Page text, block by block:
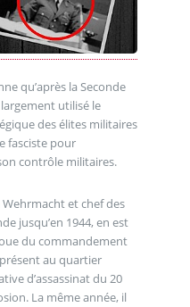
qu’après la Seconde
utilisé le
des élites militaires
fasciste pour
contrôle militaires.
et chef des
jusqu’en 1944, en est
du commandement
au quartier
d’assassinat du 20
La même année, il